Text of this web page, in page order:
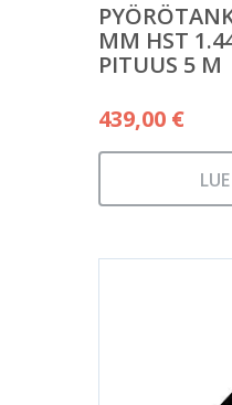
MM HST
PITUUS 5 M
439,00 €